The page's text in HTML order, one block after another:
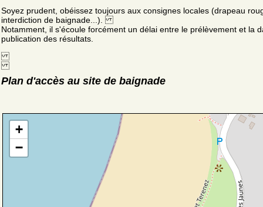
Soyez prudent, obéissez toujours aux consignes locales (drapeau
interdiction de baignade...).
Notamment, il s'écoule forcément un délai entre le prélèvement et la
publication des résultats.
Plan d'accès au site de baignade
+
−